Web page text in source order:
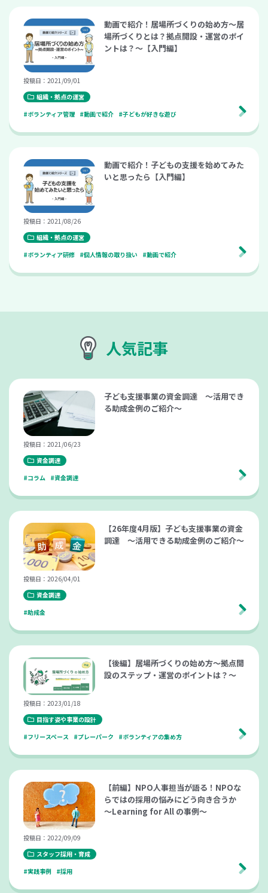
動画で紹介！居場所づくりの始め方～居
場所づくりとは？拠点開設・運営のポイ
ントは？～【入門編】
投稿日：2021/09/01
組織・拠点の運営
#ボランティア管理
#動画で紹介 #子どもが好きな遊び
動画で紹介！子どもの支援を始めてみた
いと思ったら【入門編】
投稿日：2021/08/26
組織・拠点の運営
#ボランティア研修
#個人情報の取り扱い #動画で紹介
人気記事
子ども支援事業の資金調達 ～活用でき
る助成金例のご紹介～
投稿日：2021/06/23
資金調達
#コラム
#資金調達
【26年度4月版】子ども支援事業の資金
調達 〜活用できる助成金例のご紹介〜
投稿日：2026/04/01
資金調達
#助成金
【後編】居場所づくりの始め方～拠点開
設のステップ・運営のポイントは？～
投稿日：2023/01/18
目指す姿や事業の設計
#フリースペース
#プレーパーク #ボランティアの集め方
【前編】NPO人事担当が語る！NPOな
らではの採用の悩みにどう向き合うか
～Learning for All の事例～
投稿日：2022/09/09
スタッフ採用・育成
#実践事例
#採用